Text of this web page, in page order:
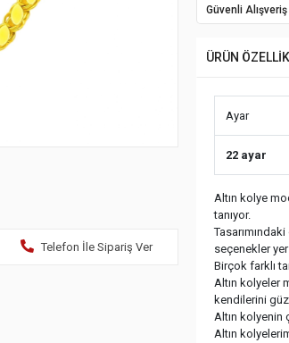
Telefon İle Sipariş Ver
Güvenli Alışveriş
ÜRÜN
Ayar
22 ayar
Altın kolye
tanıyor.
seçenekler yer
Birçok farklı
Altın kolyeler
kendilerini
Altın kolyenin
Altın